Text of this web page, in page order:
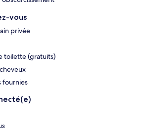
vous
privée
toilette (gratuits)
fournies